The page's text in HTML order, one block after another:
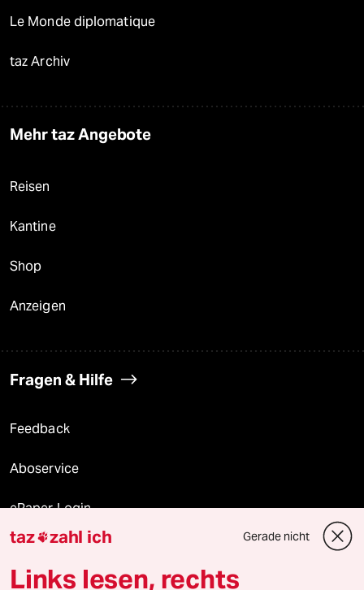
Le Monde diplomatique
taz Archiv
Mehr taz Angebote
Reisen
Kantine
Shop
Anzeigen
Fragen & Hilfe
Feedback
Aboservice
ePaper Login
Downloads für Abonnierende
taz zahl ich Gerade nicht
Links lesen, rechts